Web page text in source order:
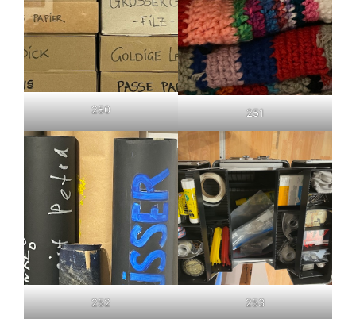
250 251
252 253